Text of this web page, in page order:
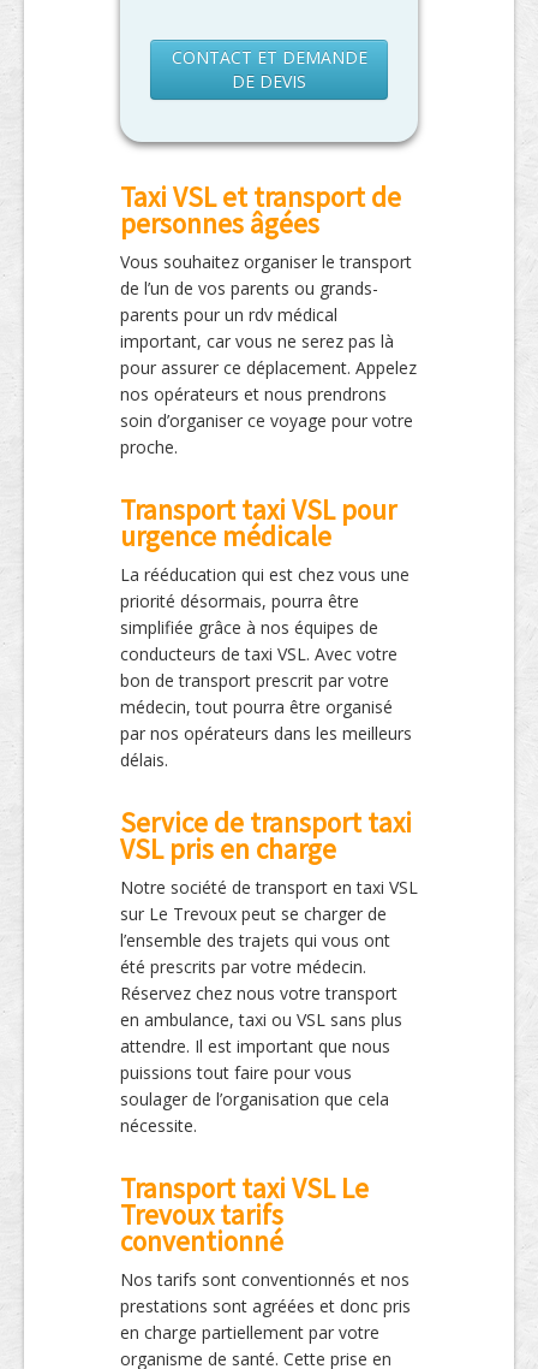
CONTACT ET DEMANDE
DE DEVIS
Taxi VSL et transport de
personnes âgées
Vous souhaitez organiser le transport
de l’un de vos parents ou grands-
parents pour un rdv médical
important, car vous ne serez pas là
pour assurer ce déplacement. Appelez
nos opérateurs et nous prendrons
soin d’organiser ce voyage pour votre
proche.
Transport taxi VSL pour
urgence médicale
La rééducation qui est chez vous une
priorité désormais, pourra être
simplifiée grâce à nos équipes de
conducteurs de taxi VSL. Avec votre
bon de transport prescrit par votre
médecin, tout pourra être organisé
par nos opérateurs dans les meilleurs
délais.
Service de transport taxi
VSL pris en charge
Notre société de transport en taxi VSL
sur Le Trevoux peut se charger de
l’ensemble des trajets qui vous ont
été prescrits par votre médecin.
Réservez chez nous votre transport
en ambulance, taxi ou VSL sans plus
attendre. Il est important que nous
puissions tout faire pour vous
soulager de l’organisation que cela
nécessite.
Transport taxi VSL Le
Trevoux tarifs
conventionné
Nos tarifs sont conventionnés et nos
prestations sont agréées et donc pris
en charge partiellement par votre
organisme de santé. Cette prise en